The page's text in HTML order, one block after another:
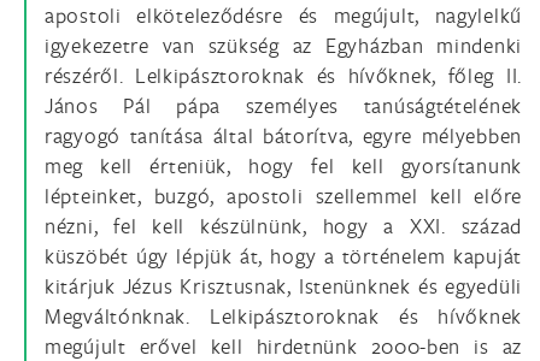
apostoli elköteleződésre és megújult, nagylelkű
igyekezetre van szükség az Egyházban mindenki
részéről. Lelkipásztoroknak és hívőknek, főleg II.
János Pál pápa személyes tanúságtételének
ragyogó tanítása által bátorítva, egyre mélyebben
meg kell érteniük, hogy fel kell gyorsítanunk
lépteinket, buzgó, apostoli szellemmel kell előre
nézni, fel kell készülnünk, hogy a XXI. század
küszöbét úgy lépjük át, hogy a történelem kapuját
kitárjuk Jézus Krisztusnak, Istenünknek és egyedüli
Megváltónknak. Lelkipásztoroknak és hívőknek
megújult erővel kell hirdetnünk 2000-ben is az